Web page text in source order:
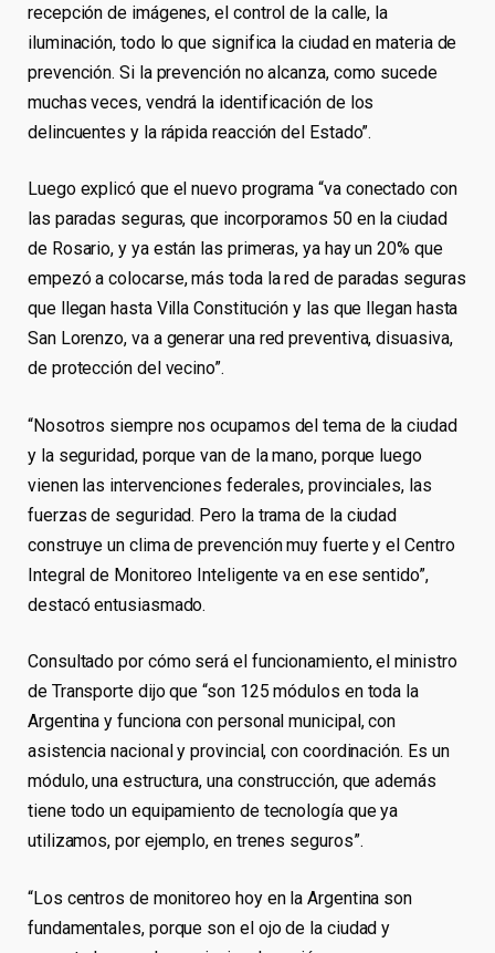
recepción de imágenes, el control de la calle, la
iluminación, todo lo que significa la ciudad en materia de
prevención. Si la prevención no alcanza, como sucede
muchas veces, vendrá la identificación de los
delincuentes y la rápida reacción del Estado”.
Luego explicó que el nuevo programa “va conectado con
las paradas seguras, que incorporamos 50 en la ciudad
de Rosario, y ya están las primeras, ya hay un 20% que
empezó a colocarse, más toda la red de paradas seguras
que llegan hasta Villa Constitución y las que llegan hasta
San Lorenzo, va a generar una red preventiva, disuasiva,
de protección del vecino”.
“Nosotros siempre nos ocupamos del tema de la ciudad
y la seguridad, porque van de la mano, porque luego
vienen las intervenciones federales, provinciales, las
fuerzas de seguridad. Pero la trama de la ciudad
construye un clima de prevención muy fuerte y el Centro
Integral de Monitoreo Inteligente va en ese sentido”,
destacó entusiasmado.
Consultado por cómo será el funcionamiento, el ministro
de Transporte dijo que “son 125 módulos en toda la
Argentina y funciona con personal municipal, con
asistencia nacional y provincial, con coordinación. Es un
módulo, una estructura, una construcción, que además
tiene todo un equipamiento de tecnología que ya
utilizamos, por ejemplo, en trenes seguros”.
“Los centros de monitoreo hoy en la Argentina son
fundamentales, porque son el ojo de la ciudad y